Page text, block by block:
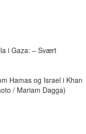
i Gaza: – Svært
Hamas og Israel i Khan
/ Mariam Dagga)